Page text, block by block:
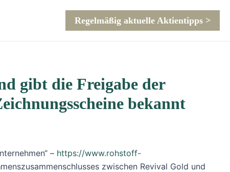
Regelmäßig aktuelle Aktientipps >
gibt die Freigabe der
bekannt
– https://www.rohstoff-
zwischen Revival Gold und